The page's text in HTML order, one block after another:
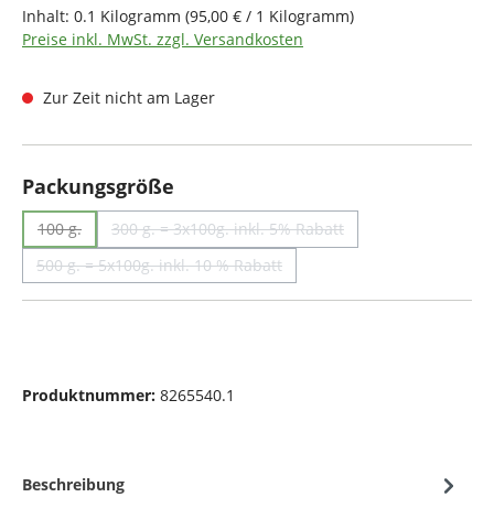
Inhalt: 0.1 Kilogramm (95,00 € / 1 Kilogramm)
Preise inkl. MwSt. zzgl. Versandkosten
Zur Zeit nicht am Lager
Packungsgröße
100 g.
(Diese Option ist zurzeit nicht verfügbar.)
300 g. = 3x100g. inkl. 5% Rabatt
500 g. = 5x100g. inkl. 10 % Rabatt
(Diese Option ist zurzeit nicht verfügbar.)
Produktnummer: 8265540.1
Beschreibung